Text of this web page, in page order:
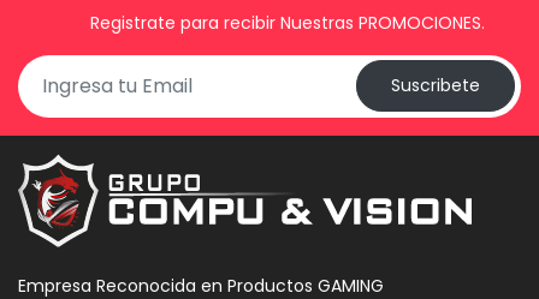
Registrate para recibir Nuestras PROMOCIONES.
Suscribete
Empresa Reconocida en Productos GAMING